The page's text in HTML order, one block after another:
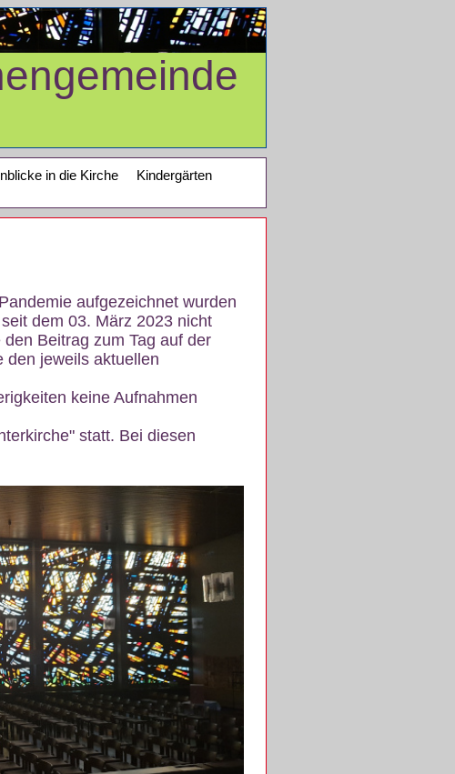
in die Kirche
Kindergärten
aufgezeichnet wurden
dem 03. März 2023 nicht
Beitrag zum Tag auf der
den jeweils aktuellen
keine Aufnahmen
statt. Bei diesen